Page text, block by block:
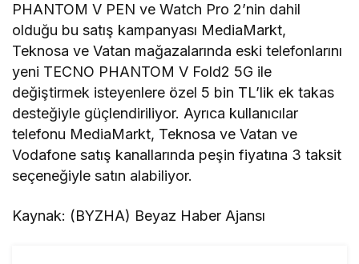
PHANTOM V PEN ve Watch Pro 2’nin dahil
olduğu bu satış kampanyası MediaMarkt,
Teknosa ve Vatan mağazalarında eski telefonlarını
yeni TECNO PHANTOM V Fold2 5G ile
değiştirmek isteyenlere özel 5 bin TL’lik ek takas
desteğiyle güçlendiriliyor. Ayrıca kullanıcılar
telefonu MediaMarkt, Teknosa ve Vatan ve
Vodafone satış kanallarında peşin fiyatına 3 taksit
seçeneğiyle satın alabiliyor.
Kaynak: (BYZHA) Beyaz Haber Ajansı